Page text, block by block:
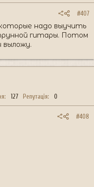
#407
надо выучить
гитары. Потом
127 Репутація 0
#408